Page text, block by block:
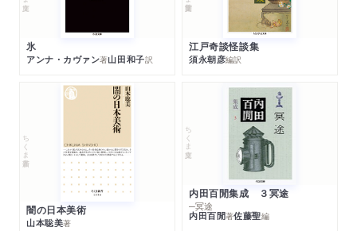
氷
アンナ・カヴァン著山田和子訳
江戸奇談怪談集
須永朝彦編訳
ちくま新書
闇の日本美術
山本聡美著
ちくま文庫
内田百閒集成 ３冥途
─冥途
内田百閒著佐藤聖編